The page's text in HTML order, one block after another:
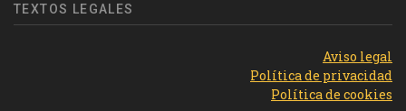
TEXTOS LEGALES
Aviso legal
Política de privacidad
Política de cookies